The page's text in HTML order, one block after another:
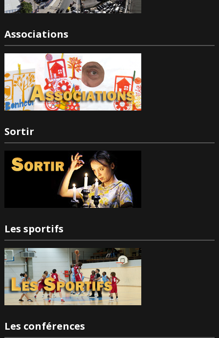
Associations
Sortir
Les sportifs
Les conférences